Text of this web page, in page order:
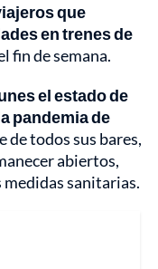
que
en trenes de
fin de semana.
el estado de
pandemia de
de todos sus bares,
abiertos,
medidas sanitarias.